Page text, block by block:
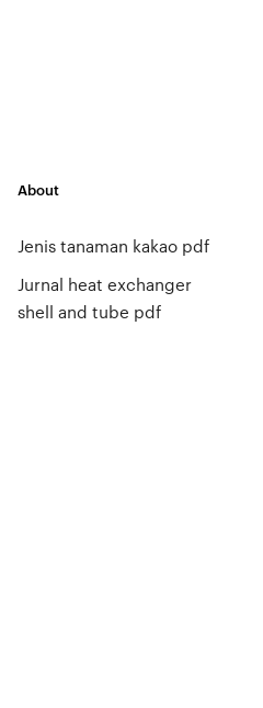
About
Jenis tanaman kakao pdf
Jurnal heat exchanger
shell and tube pdf